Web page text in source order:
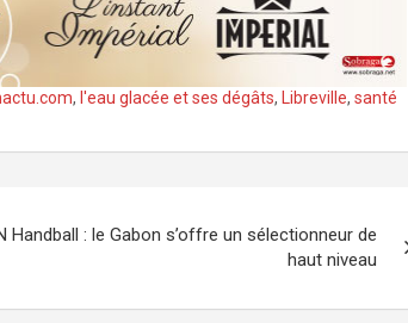
, l'eau glacée et ses dégâts, Libreville, santé
Handball : le Gabon s’offre un sélectionneur de
haut niveau